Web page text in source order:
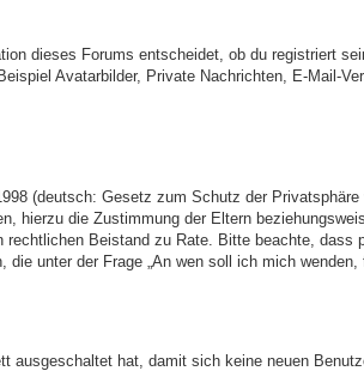
dieses Forums entscheidet, ob du registriert
Avatarbilder, Private Nachrichten, E-Mail-
(deutsch: Gesetz zum Schutz der
hierzu die Zustimmung der Eltern
Beistand zu Rate. Bitte beachte,
unter der Frage „An wen soll ich mich
ausgeschaltet hat, damit sich keine neuen